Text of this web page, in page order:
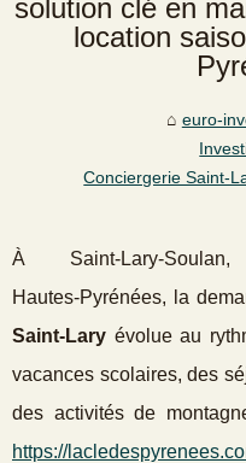
solution clé en
location
euro-
Conciergerie
À
Hautes‑Pyrénées, la
Saint‑Lary évolue au
vacances scolaires, des
des activités de
https://